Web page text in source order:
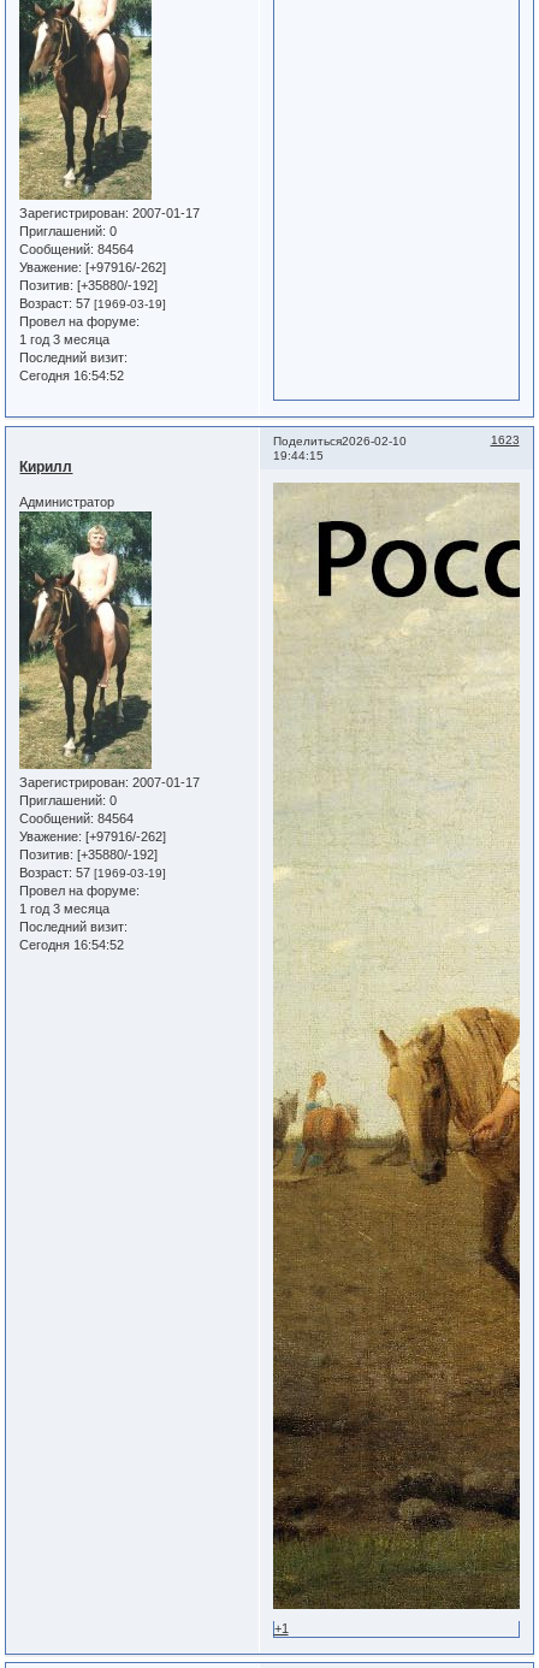
Зарегистрирован: 2007-01-17
Приглашений: 0
Сообщений: 84564
Уважение: [+97916/-262]
Позитив: [+35880/-192]
Возраст: 57[1969-03-19]
Провел на форуме:
1 год 3 месяца
Последний визит:
Сегодня 16:54:52
Поделиться 1623
2026-02-10
19:44:15
Кирилл
Администратор
Зарегистрирован: 2007-01-17
Приглашений: 0
Сообщений: 84564
Уважение: [+97916/-262]
Позитив: [+35880/-192]
Возраст: 57[1969-03-19]
Провел на форуме:
1 год 3 месяца
Последний визит:
Сегодня 16:54:52
+1